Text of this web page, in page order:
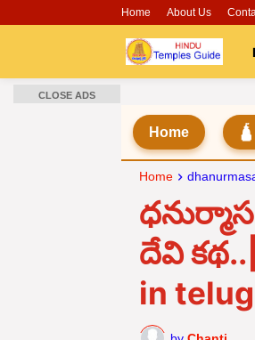
Home About Us
Home
Home
దేవి
in
CLOSE ADS